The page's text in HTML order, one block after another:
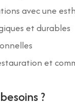
avec une
et durables
et
?